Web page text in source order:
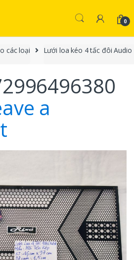
0
các loại Lưới loa kéo 4 tấc đôi Audio
a